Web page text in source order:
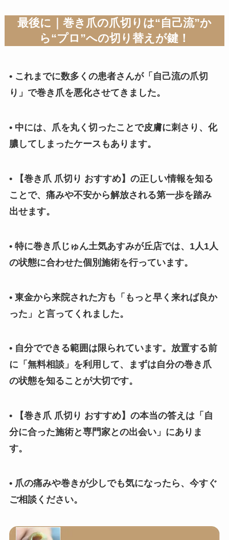
最後に｜巻き爪の爪切りは“自己流”か
ら“プロ”への切り替えが鍵！
• これまでに数多くの患者さんが「自己流の爪切
り」で巻き爪を悪化させてきました。
• 中には、爪を丸く切ったことで皮膚に刺さり、化
膿してしまったケースもあります。
• 【巻き爪 爪切り おすすめ】の正しい情報を知る
ことで、痛みや不安から解放される第一歩を踏み
出せます。
• 特に巻き爪じゅん土気あすみが丘店では、1人1人
の状態に合わせた個別施術を行っています。
• 東金から来院された方も「もっと早く来れば良か
った」と言ってくれました。
• 自分でできる範囲は限られています。放置する前
に「無料相談」を利用して、まずは自分の巻き爪
の状態を知ることが大切です。
• 【巻き爪 爪切り おすすめ】の本当の答えは「自
分に合った施術と専門家との出会い」にありま
す。
• 爪の痛みや巻きが少しでも気になったら、今すぐ
ご相談ください。